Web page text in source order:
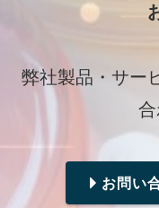
弊社製品・サー
お問い